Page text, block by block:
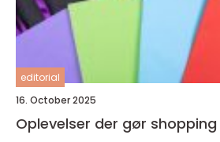
editorial
16. October 2025
Oplevelser der gør